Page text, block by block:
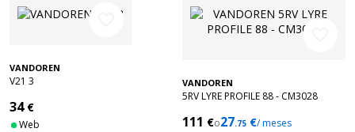
VANDOREN
V21 3
34€
Web
VANDOREN
5RV LYRE PROFILE 88 - CM3028
111 €o27.75 €/ meses